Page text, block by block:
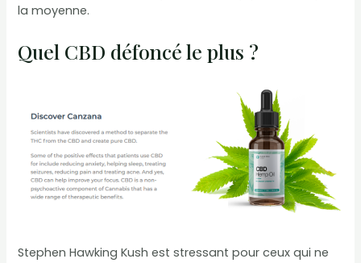
la moyenne.
Quel CBD défoncé le plus ?
Stephen Hawking Kush est stressant pour ceux qui ne